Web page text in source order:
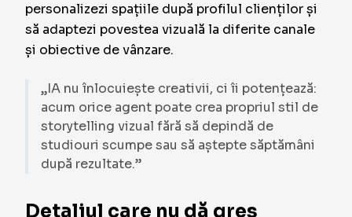
personalizezi spațiile după profilul clienților și
să adaptezi povestea vizuală la diferite canale
și obiective de vânzare.
„IA nu înlocuiește creativii, ci îi potențează:
acum orice agent poate crea propriul stil de
storytelling vizual fără să depindă de
studiouri scumpe sau să aștepte săptămâni
după rezultate.”
Detaliul care nu dă greș